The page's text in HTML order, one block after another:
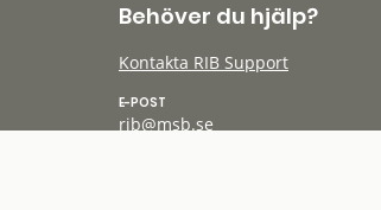
Behöver du hjälp?
Kontakta RIB Support
E-POST
rib@msb.se